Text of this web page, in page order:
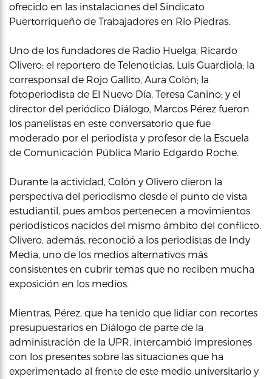
ofrecido en las instalaciones del Sindicato
Puertorriqueño de Trabajadores en Río Piedras.
Uno de los fundadores de Radio Huelga, Ricardo
Olivero; el reportero de Telenoticias, Luis Guardiola; la
corresponsal de Rojo Gallito, Aura Colón; la
fotoperiodista de El Nuevo Día, Teresa Canino; y el
director del periódico Diálogo, Marcos Pérez fueron
los panelistas en este conversatorio que fue
moderado por el periodista y profesor de la Escuela
de Comunicación Pública Mario Edgardo Roche.
Durante la actividad, Colón y Olivero dieron la
perspectiva del periodismo desde el punto de vista
estudiantil, pues ambos pertenecen a movimientos
periodísticos nacidos del mismo ámbito del conflicto.
Olivero, además, reconoció a los periodistas de Indy
Media, uno de los medios alternativos más
consistentes en cubrir temas que no reciben mucha
exposición en los medios.
Mientras, Pérez, que ha tenido que lidiar con recortes
presupuestarios en Diálogo de parte de la
administración de la UPR, intercambió impresiones
con los presentes sobre las situaciones que ha
experimentado al frente de este medio universitario y